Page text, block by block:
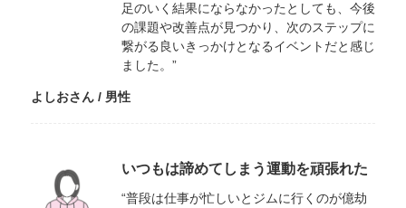
足のいく結果にならなかったとしても、今後
の課題や改善点が見つかり、次のステップに
繋がる良いきっかけとなるイベントだと感じ
ました。”
よしおさん / 男性
いつもは諦めてしまう運動を頑張れた
“普段は仕事が忙しいとジムに行くのが億劫